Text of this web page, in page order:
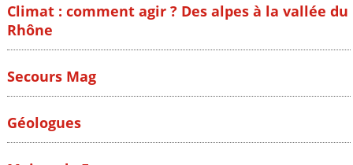
Climat : comment agir ? Des alpes à la vallée du
Rhône
Secours Mag
Géologues